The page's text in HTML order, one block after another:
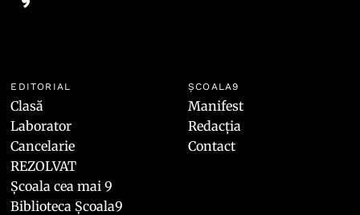
EDITORIAL
Clasă
Laborator
Cancelarie
REZOLVAT
Școala cea mai 9
Biblioteca Școala9
ȘCOALA9
Manifest
Redacția
Contact